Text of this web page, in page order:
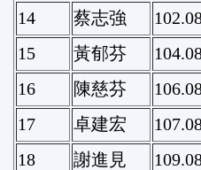
14
蔡志強
15
黃郁芬
16
陳慈芬
17
卓建宏
18
謝進見